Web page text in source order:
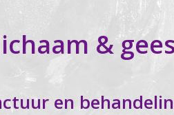
&
en